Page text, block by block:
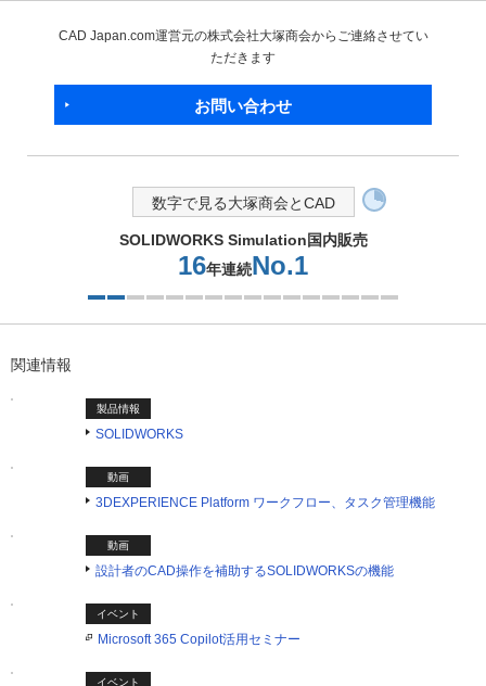
CAD Japan.com運営元の株式会社大塚商会からご連絡させてい
ただきます
お問い合わせ
数字で見る大塚商会とCAD
SOLIDWORKS Simulation国内販売
16年連続No.1
関連情報
製品情報
SOLIDWORKS
動画
3DEXPERIENCE Platform ワークフロー、タスク管理機能
動画
設計者のCAD操作を補助するSOLIDWORKSの機能
イベント
Microsoft 365 Copilot活用セミナー
イベント